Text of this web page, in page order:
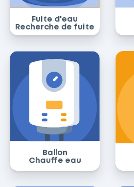
Fuite d'eau
Recherche de fuite
Ballon
Chauffe eau